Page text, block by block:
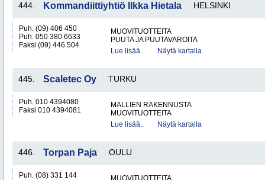
444. Kommandiittiyhtiö Ilkka Hietala HELSINKI
Puh. (09) 406 450
Puh. 050 380 6633
Faksi (09) 446 504
MUOVITUOTTEITA
PUUTA JA PUUTAVAROITA
Lue lisää..
Näytä kartalla
445. Scaletec Oy TURKU
Puh. 010 4394080
Faksi 010 4394081
MALLIEN RAKENNUSTA
MUOVITUOTTEITA
Lue lisää..
Näytä kartalla
446. Torpan Paja OULU
Puh. (08) 331 144
MUOVITUOTTEITA